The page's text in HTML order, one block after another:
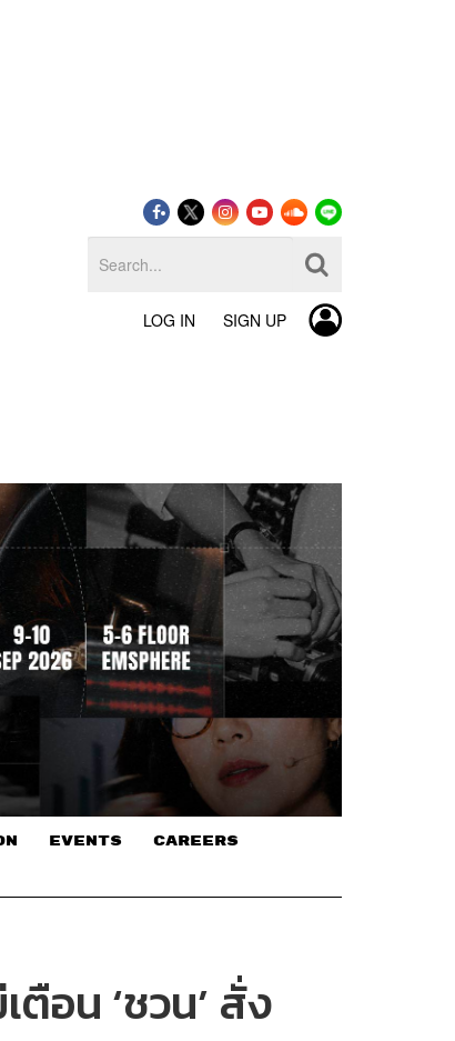
LOG IN SIGN UP
EVENTS CAREERS
ตือน ‘ชวน’ สั่ง